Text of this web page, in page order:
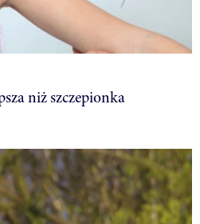
niż szczepionka